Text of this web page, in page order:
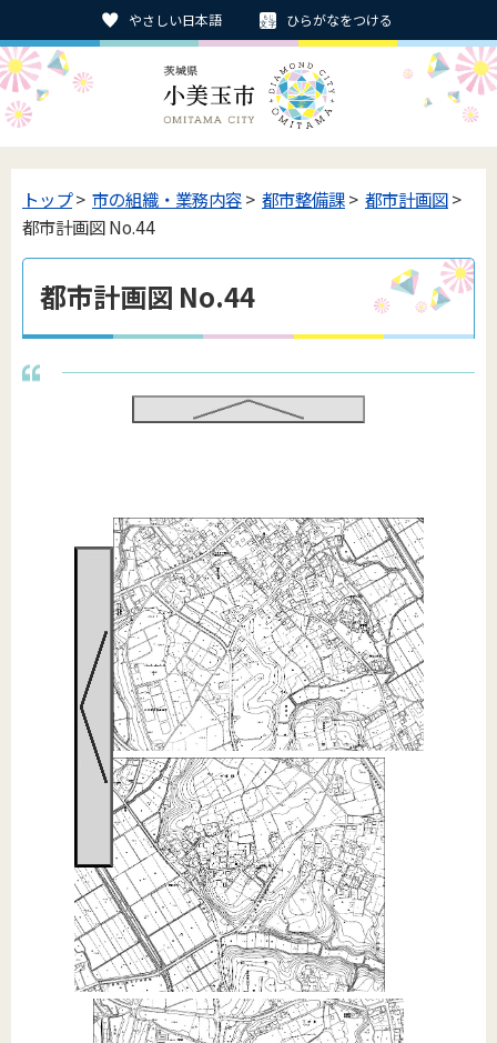
やさしい日本語 ひらがなをつける
トップ> 市の組織・業務内容> 都市整備課> 都市計画図>
都市計画図 No.44
都市計画図 No.44